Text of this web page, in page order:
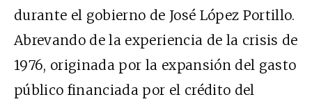
durante el gobierno de José López Portillo.
Abrevando de la experiencia de la crisis de
1976, originada por la expansión del gasto
público financiada por el crédito del